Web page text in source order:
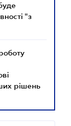
"з
рішень